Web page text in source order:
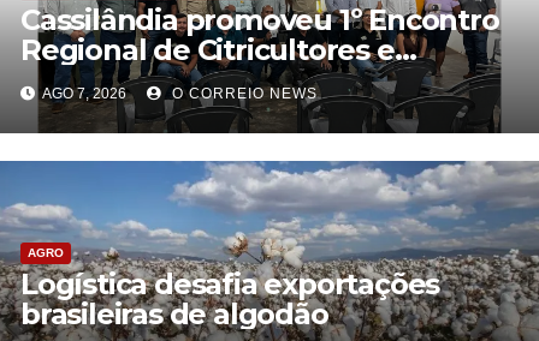
Cassilândia promoveu 1º Encontro
Regional de Citricultores e
fortalece o desenvolvimento da
citricultura
AGO 7, 2026 O CORREIO NEWS
AGRO
Logística desafia exportações
brasileiras de algodão